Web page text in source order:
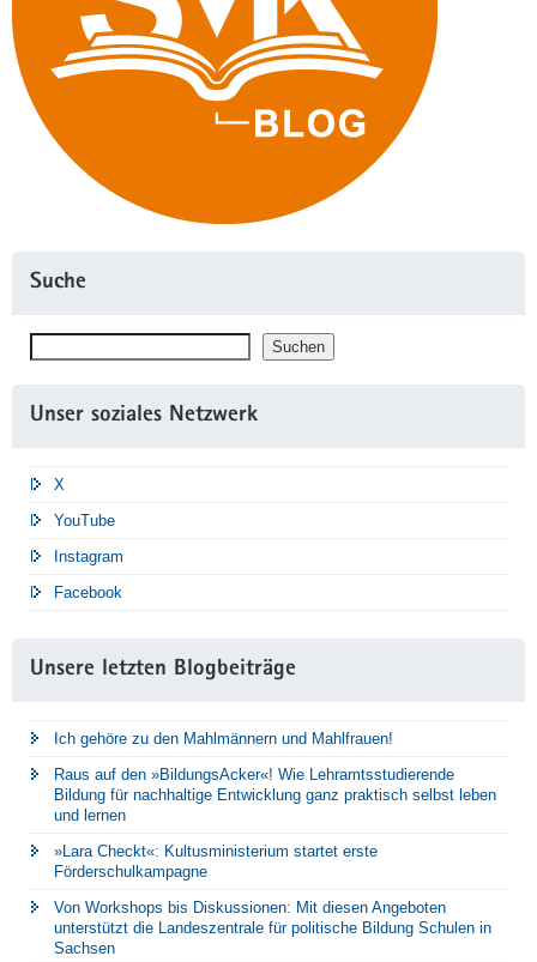
Suche
Suchen
Unser soziales Netzwerk
X
YouTube
Instagram
Facebook
Unsere letzten Blogbeiträge
Ich gehöre zu den Mahlmännern und Mahlfrauen!
Raus auf den »BildungsAcker«! Wie Lehramtsstudierende
Bildung für nachhaltige Entwicklung ganz praktisch selbst leben
und lernen
»Lara Checkt«: Kultusministerium startet erste
Förderschulkampagne
Von Workshops bis Diskussionen: Mit diesen Angeboten
unterstützt die Landeszentrale für politische Bildung Schulen in
Sachsen